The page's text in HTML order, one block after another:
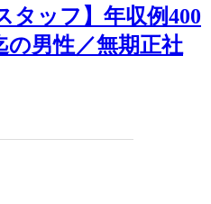
タッフ】年収例400
の男性／無期正社